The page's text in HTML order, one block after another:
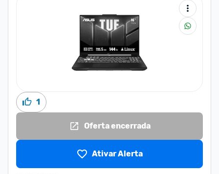
1
Oferta encerrada
Ativar Alerta